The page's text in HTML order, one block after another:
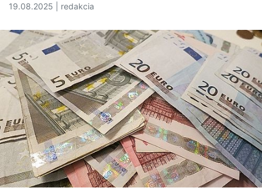
19.08.2025 | redakcia